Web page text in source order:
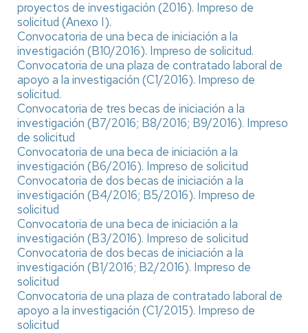
proyectos de investigación (2016). Impreso de
solicitud (Anexo I).
Convocatoria de una beca de iniciación a la
investigación (B10/2016). Impreso de solicitud.
Convocatoria de una plaza de contratado laboral de
apoyo a la investigación (C1/2016). Impreso de
solicitud.
Convocatoria de tres becas de iniciación a la
investigación (B7/2016; B8/2016; B9/2016). Impreso
de solicitud
Convocatoria de una beca de iniciación a la
investigación (B6/2016). Impreso de solicitud
Convocatoria de dos becas de iniciación a la
investigación (B4/2016; B5/2016). Impreso de
solicitud
Convocatoria de una beca de iniciación a la
investigación (B3/2016). Impreso de solicitud
Convocatoria de dos becas de iniciación a la
investigación (B1/2016; B2/2016). Impreso de
solicitud
Convocatoria de una plaza de contratado laboral de
apoyo a la investigación (C1/2015). Impreso de
solicitud